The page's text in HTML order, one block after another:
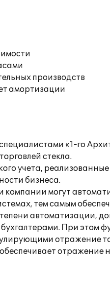
производств
амортизации
«1-го
стекла.
учета,
бизнеса.
компании могут
тем самым
автоматизации,
При этом
отражение
обеспечивает